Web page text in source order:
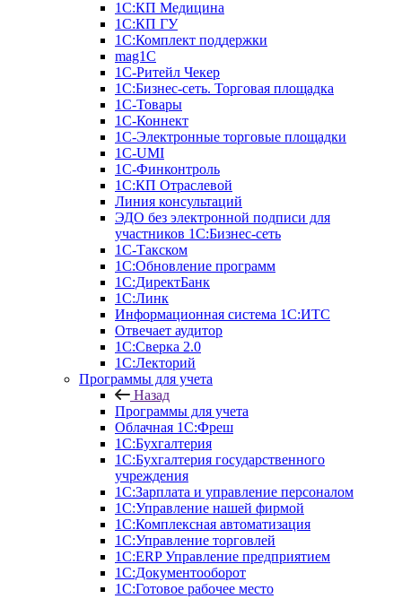
1С:КП Медицина
1С:КП ГУ
1С:Комплект поддержки
mag1C
1С-Ритейл Чекер
1С:Бизнес-сеть. Торговая площадка
1С-Товары
1С-Коннект
1С-Электронные торговые площадки
1C-UMI
1С-Финконтроль
1С:КП Отраслевой
Линия консультаций
ЭДО без электронной подписи для
участников 1С:Бизнес-сеть
1С-Такском
1С:Обновление программ
1С:ДиректБанк
1С:Линк
Информационная система 1С:ИТС
Отвечает аудитор
1С:Сверка 2.0
1С:Лекторий
Программы для учета
Назад
Программы для учета
Облачная 1С:Фреш
1С:Бухгалтерия
1С:Бухгалтерия государственного
учреждения
1С:Зарплата и управление персоналом
1С:Управление нашей фирмой
1С:Комплексная автоматизация
1С:Управление торговлей
1С:ERP Управление предприятием
1С:Документооборот
1C:Готовое рабочее место